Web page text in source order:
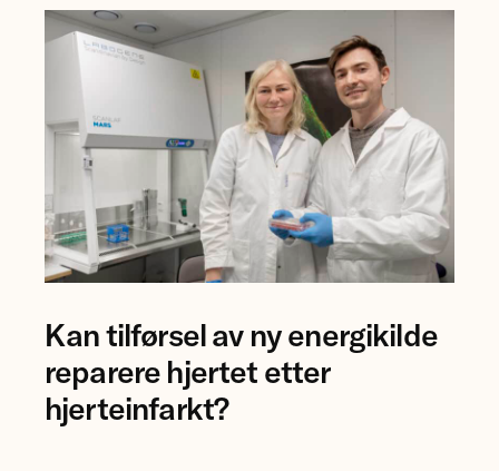
Åsa
Birgisdottir
og
forsker
Kan tilførsel av ny energikilde
reparere hjertet etter
hjerteinfarkt?